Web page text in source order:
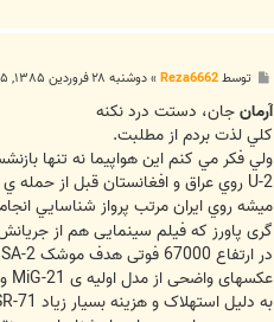
ت
توسطReza6662
»دوشنبه ۲۸ فروردین ۱۳۸۵, ۱۱:۵۵ ب.ظ
آرمانجان، دستت درد نکنه
کلي لذت بردم از مطلبت.
ولي فکر مي کنم اين هواپيما نه تنها
U-2 روي عراق و افغانستان قبل از حمله ي آمريکا پروازهاي زيادي انجام داد و الآن هم ادعا
ميشه روي ايران مرتب پرواز شناسايي
گری پاورز که فیلم سینمایی هم از
در ارتفاع 67000 فوتی هدف موشک SA-2 قرار گرفت. پیش از این اتفاق، وی توانسته بود
عکسهای واضحی از مدل اولیه ی MiG-21 و بمب افکن M-50 تهیه کنه.
به دلیل استهلاک و هزینه بسیار زیاد SR-71 ، هواپیمای U-2 هنوز وظائف خودش رو انجام